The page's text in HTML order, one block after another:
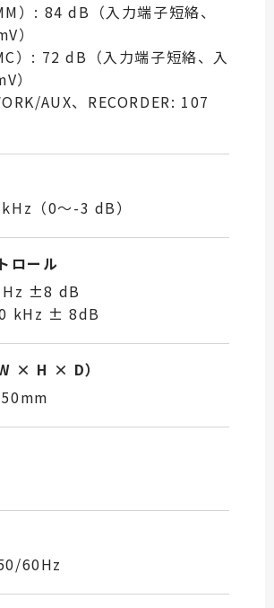
）: 84 dB（入力端子短絡、
）
）: 72 dB（入力端子短絡、入
）
AUX、RECORDER: 107
（0～-3 dB）
ロール
Hz ±8 dB
kHz ± 8dB
× H × D）
60Hz